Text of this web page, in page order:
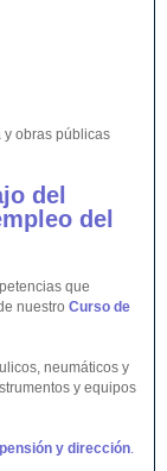
obras públicas
del
del
que
nuestro Curso de
neumáticos y
y equipos
y dirección.